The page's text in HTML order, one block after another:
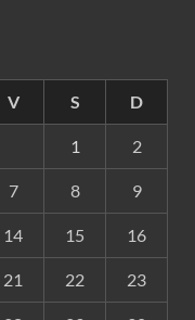
V S D
1 2
7 8 9
14 15 16
21 22 23